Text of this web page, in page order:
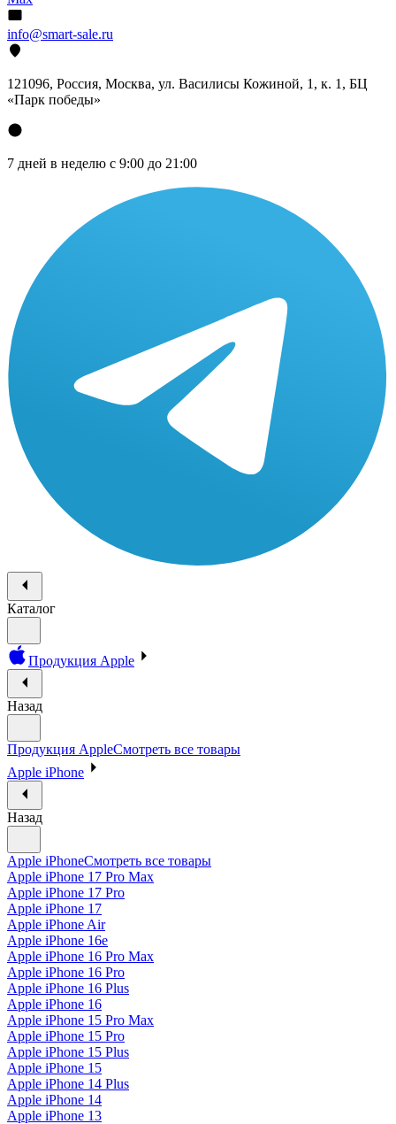
info@smart-sale.ru
121096, Россия, Москва, ул. Василисы Кожиной, 1, к. 1, БЦ
«Парк победы»
7 дней в неделю с 9:00 до 21:00
Каталог
Продукция Apple
Назад
Продукция AppleСмотреть все товары
Apple iPhone
Назад
Apple iPhoneСмотреть все товары
Apple iPhone 17 Pro Max
Apple iPhone 17 Pro
Apple iPhone 17
Apple iPhone Air
Apple iPhone 16e
Apple iPhone 16 Pro Max
Apple iPhone 16 Pro
Apple iPhone 16 Plus
Apple iPhone 16
Apple iPhone 15 Pro Max
Apple iPhone 15 Pro
Apple iPhone 15 Plus
Apple iPhone 15
Apple iPhone 14 Plus
Apple iPhone 14
Apple iPhone 13